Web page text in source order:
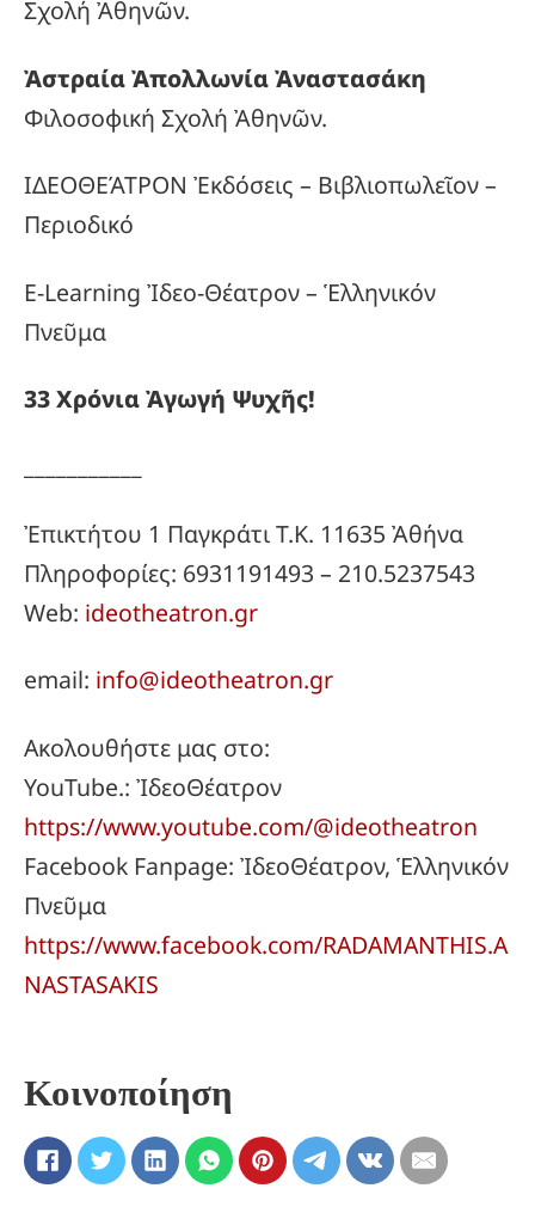
Σχολή Ἀθηνῶν.
Ἀστραία Ἀπολλωνία Ἀναστασάκη
Φιλοσοφική Σχολή Ἀθηνῶν.
ΙΔΕΟΘΕΆΤΡΟΝ Ἐκδόσεις – Βιβλιοπωλεῖον –
Περιοδικό
E-Learning Ἰδεο-Θέατρον – Ἑλληνικόν
Πνεῦμα
33ΧρόνιαἈγωγή Ψυχῆς!
Ἐπικτήτου 1 Παγκράτι Τ.Κ. 11635 Ἀθήνα
Πληροφορίες: 6931191493 – 210.5237543
Web: ideotheatron.gr
email: info@ideotheatron.gr
Ακολουθήστε μας στο:
YouTube.: ἸδεοΘέατρον
https://www.youtube.com/@ideotheatron
Facebook Fanpage: ἸδεοΘέατρον, Ἑλληνικόν
Πνεῦμα
https://www.facebook.com/RADAMANTHIS.A
NASTASAKIS
Κοινοποίηση